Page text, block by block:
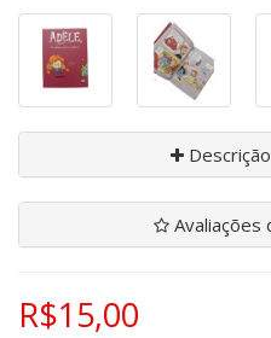
Avaliações
R$15,00